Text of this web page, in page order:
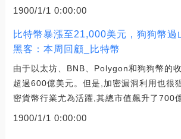
1900/1/1 0:00:00
比特幣暴漲至21,000美元，狗狗幣過
黑客：本周回顧_比特幣
由于以太坊、BNB、Polygon和狗狗幣的
超過600億美元。但是,加密漏洞利用也很
密貨幣行業尤為活躍,其總市值飆升了700
1900/1/1 0:00:00